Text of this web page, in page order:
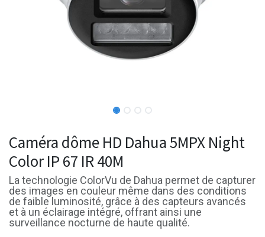
Caméra dôme HD Dahua 5MPX Night
Color IP 67 IR 40M
La technologie ColorVu de Dahua permet de capturer
des images en couleur même dans des conditions
de faible luminosité, grâce à des capteurs avancés
et à un éclairage intégré, offrant ainsi une
surveillance nocturne de haute qualité.